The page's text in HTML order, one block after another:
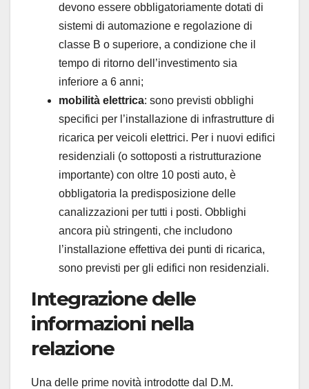
devono essere obbligatoriamente dotati di
sistemi di automazione e regolazione di
classe B o superiore, a condizione che il
tempo di ritorno dell’investimento sia
inferiore a 6 anni;
mobilità elettrica: sono previsti obblighi
specifici per l’installazione di infrastrutture di
ricarica per veicoli elettrici. Per i nuovi edifici
residenziali (o sottoposti a ristrutturazione
importante) con oltre 10 posti auto, è
obbligatoria la predisposizione delle
canalizzazioni per tutti i posti. Obblighi
ancora più stringenti, che includono
l’installazione effettiva dei punti di ricarica,
sono previsti per gli edifici non residenziali.
Integrazione delle
informazioni nella
relazione
Una delle prime novità introdotte dal D.M.